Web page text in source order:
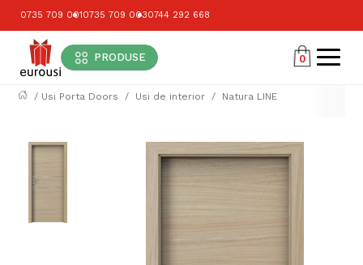
0735 709 0010735 709 0030744 292 668
PRODUSE 0
/ Usi Porta Doors Usi de interior Natura LINE